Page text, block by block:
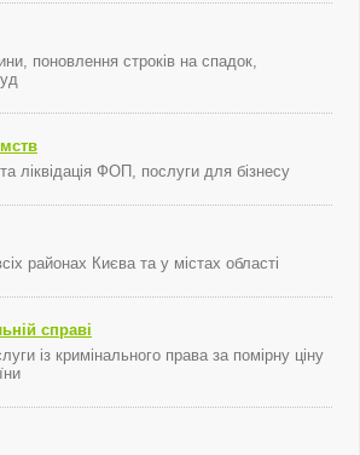
поновлення строків на спадок,
ліквідація ФОП, послуги для бізнесу
районах Києва та у містах області
справі
із кримінального права за помірну ціну